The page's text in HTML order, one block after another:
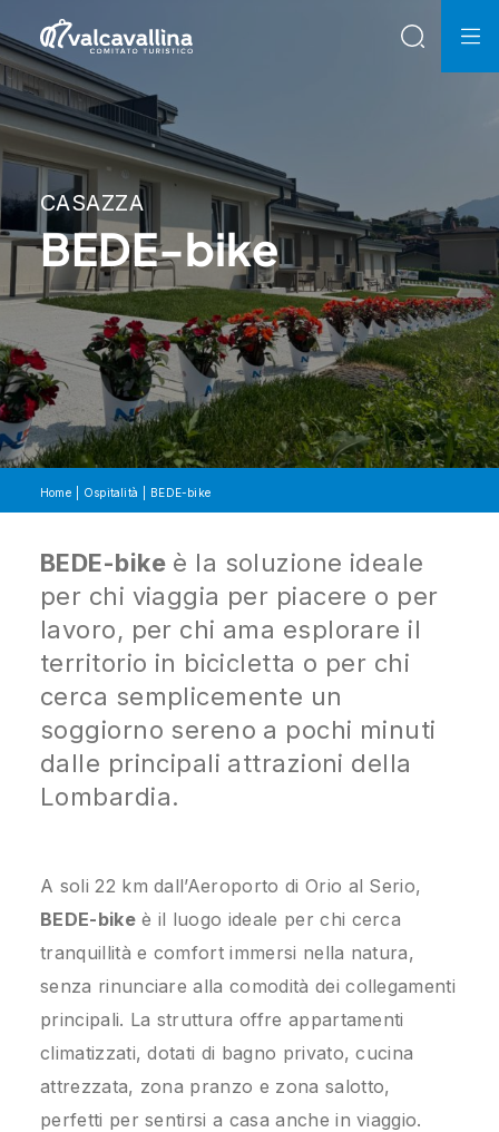
CASAZZA
BEDE-bike
Home Ospitalità BEDE-bike
BEDE-bikeè la soluzione ideale
per chi viaggia per piacere o per
lavoro, per chi ama esplorare il
territorio in bicicletta o per chi
cerca semplicemente un
soggiorno sereno a pochi minuti
dalle principali attrazioni della
Lombardia.
A soli 22 km dall’Aeroporto di Orio al Serio,
BEDE-bikeè il luogo ideale per chi cerca
tranquillità e comfort immersi nella natura,
senza rinunciare alla comodità dei collegamenti
principali. La struttura offre appartamenti
climatizzati, dotati di bagno privato, cucina
attrezzata, zona pranzo e zona salotto,
perfetti per sentirsi a casa anche in viaggio.